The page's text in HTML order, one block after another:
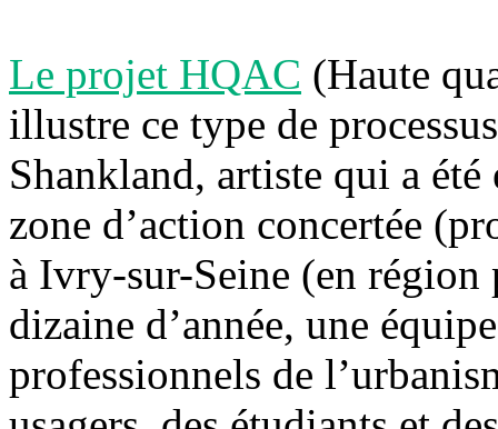
Le projet HQAC (Haute
illustre ce type de
Shankland, artiste qui a
zone d’action concertée
à Ivry-sur-Seine (en région
dizaine d’année, une
professionnels de